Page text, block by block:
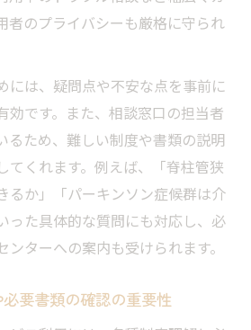
る介護の悩み相談ポイント集
所によるサービス利用案内の
利用開始までの手順とコツ
計画作成時の事務所支援内容
利用時の注意点と対策方法
者のプライバシーも厳格に守られ
には、疑問点や不安な点を事前に
効です。また、相談窓口の担当者
るため、難しい制度や書類の説明
てくれます。例えば、「脊柱管狭
るか」「パーキンソン症候群は介
った具体的な質問にも対応し、必
ターへの案内も受けられます。
要書類の確認の重要性